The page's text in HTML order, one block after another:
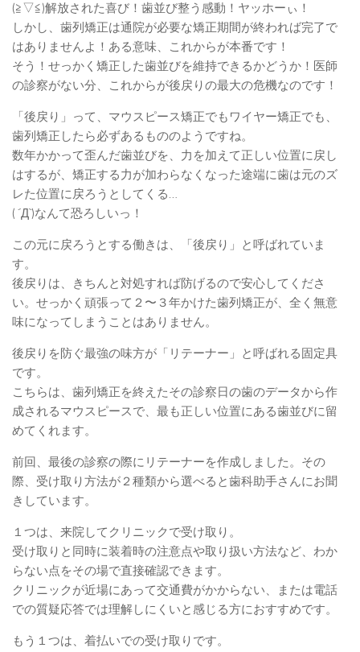
(≧▽≦)解放された喜び！歯並び整う感動！ヤッホーぃ！
しかし、歯列矯正は通院が必要な矯正期間が終われば完了で
はありませんよ！ある意味、これからが本番です！
そう！せっかく矯正した歯並びを維持できるかどうか！医師
の診察がない分、これからが後戻りの最大の危機なのです！
「後戻り」って、マウスピース矯正でもワイヤー矯正でも、
歯列矯正したら必ずあるもののようですね。
数年かかって歪んだ歯並びを、力を加えて正しい位置に戻し
はするが、矯正する力が加わらなくなった途端に歯は元のズ
レた位置に戻ろうとしてくる…
( ´Д`)なんて恐ろしいっ！
この元に戻ろうとする働きは、「後戻り」と呼ばれていま
す。
後戻りは、きちんと対処すれば防げるので安心してくださ
い。せっかく頑張って２〜３年かけた歯列矯正が、全く無意
味になってしまうことはありません。
後戻りを防ぐ最強の味方が「リテーナー」と呼ばれる固定具
です。
こちらは、歯列矯正を終えたその診察日の歯のデータから作
成されるマウスピースで、最も正しい位置にある歯並びに留
めてくれます。
前回、最後の診察の際にリテーナーを作成しました。その
際、受け取り方法が２種類から選べると歯科助手さんにお聞
きしています。
１つは、来院してクリニックで受け取り。
受け取りと同時に装着時の注意点や取り扱い方法など、わか
らない点をその場で直接確認できます。
クリニックが近場にあって交通費がかからない、または電話
での質疑応答では理解しにくいと感じる方におすすめです。
もう１つは、着払いでの受け取りです。